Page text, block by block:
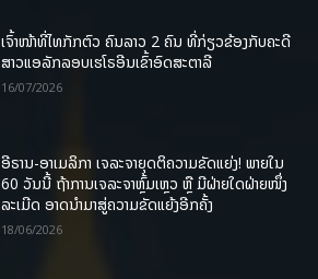
ເຈົ້າໜ້າທີ່ໄທກັກຕົວ ຄົນລາວ 2 ຄົນ ທີ່ກ່ຽວຂ້ອງກັບຄະດີ
ສາວແອລັກລອບເຮໂຣອີນເຂົ້າອົດສະຕາລີ
16/07/2026
ອີຣານ-ອາເມລິກາ ເຈລະຈາຍຸດຕິຄວາມຂັດແຍ່ງ! ພາຍໃນ
60 ວັນນີ້ ຖ້າການເຈລະຈາຫຼົ້ມເຫຼວ ຫຼື ມີຝ່າຍໃດຝ່າຍໜຶ່ງ
ລະເມີດ ອາດນໍາມາສູ່ຄວາມຂັດແຍ້ງອີກຄັ້ງ
18/06/2026